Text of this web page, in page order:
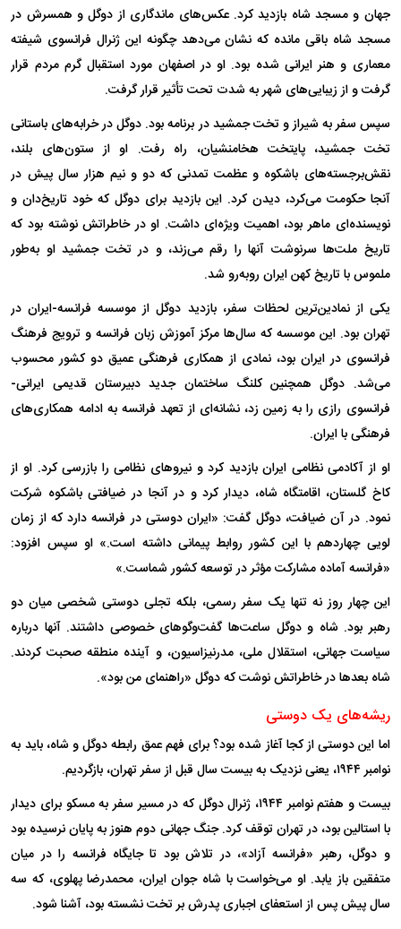
جهان و مسجد شاه بازدید کرد. عکس‌های ماندگاری از دوگل و همسرش در
مسجد شاه باقی مانده که نشان می‌دهد چگونه این ژنرال فرانسوی شیفته
معماری و هنر ایرانی شده بود. او در اصفهان مورد استقبال گرم مردم قرار
گرفت و از زیبایی‌های شهر به شدت تحت تأثیر قرار گرفت.
سپس سفر به شیراز و تخت جمشید در برنامه بود. دوگل در خرابه‌های باستانی
تخت جمشید، پایتخت هخامنشیان، راه رفت. او از ستون‌های بلند،
نقش‌برجسته‌های باشکوه و عظمت تمدنی که دو و نیم هزار سال پیش در
آنجا حکومت می‌کرد، دیدن کرد. این بازدید برای دوگل که خود تاریخ‌دان و
نویسنده‌ای ماهر بود، اهمیت ویژه‌ای داشت. او در خاطراتش نوشته بود که
تاریخ ملت‌ها سرنوشت آنها را رقم می‌زند، و در تخت جمشید او به‌طور
ملموس با تاریخ کهن ایران روبه‌رو شد.
یکی از نمادین‌ترین لحظات سفر، بازدید دوگل از موسسه فرانسه-ایران در
تهران بود. این موسسه که سال‌ها مرکز آموزش زبان فرانسه و ترویج فرهنگ
فرانسوی در ایران بود، نمادی از همکاری فرهنگی عمیق دو کشور محسوب
می‌شد. دوگل همچنین کلنگ ساختمان جدید دبیرستان قدیمی ایرانی-
فرانسوی رازی را به زمین زد، نشانه‌ای از تعهد فرانسه به ادامه همکاری‌های
فرهنگی با ایران.
او از آکادمی نظامی ایران بازدید کرد و نیرو‌های نظامی را بازرسی کرد. او از
کاخ گلستان، اقامتگاه شاه، دیدار کرد و در آنجا در ضیافتی باشکوه شرکت
نمود. در آن ضیافت، دوگل گفت: «ایران دوستی در فرانسه دارد که از زمان
لویی چهاردهم با این کشور روابط پیمانی داشته است.» او سپس افزود:
«فرانسه آماده مشارکت مؤثر در توسعه کشور شماست.»
این چهار روز نه تنها یک سفر رسمی، بلکه تجلی دوستی شخصی میان دو
رهبر بود. شاه و دوگل ساعت‌ها گفت‌و‌گو‌های خصوصی داشتند. آنها درباره
سیاست جهانی، استقلال ملی، مدرنیزاسیون، و آینده منطقه صحبت کردند.
شاه بعد‌ها در خاطراتش نوشت که دوگل «راهنمای من بود».
ریشه‌های یک دوستی
اما این دوستی از کجا آغاز شده بود؟ برای فهم عمق رابطه دوگل و شاه، باید به
نوامبر ۱۹۴۴، یعنی نزدیک به بیست سال قبل از سفر تهران، بازگردیم.
بیست و هفتم نوامبر ۱۹۴۴، ژنرال دوگل که در مسیر سفر به مسکو برای دیدار
با استالین بود، در تهران توقف کرد. جنگ جهانی دوم هنوز به پایان نرسیده بود
و دوگل، رهبر «فرانسه آزاد»، در تلاش بود تا جایگاه فرانسه را در میان
متفقین باز یابد. او می‌خواست با شاه جوان ایران، محمدرضا پهلوی، که سه
سال پیش پس از استعفای اجباری پدرش بر تخت نشسته بود، آشنا شود.